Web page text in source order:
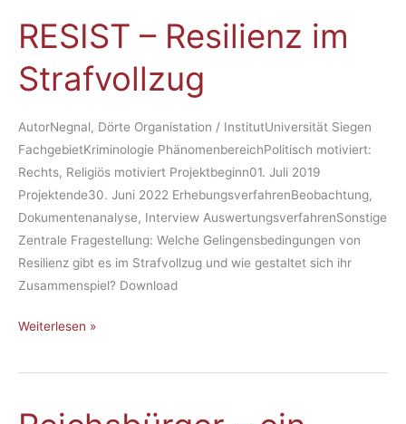
RE­SIST – Re­si­li­enz im
Straf­voll­zug
AutorNegnal, Dörte Organistation / InstitutUniversität Siegen
FachgebietKriminologie PhänomenbereichPolitisch motiviert:
Rechts, Religiös motiviert Projektbeginn01. Juli 2019
Projektende30. Juni 2022 ErhebungsverfahrenBeobachtung,
Dokumentenanalyse, Interview AuswertungsverfahrenSonstige
Zentrale Fragestellung: Welche Gelingensbedingungen von
Resilienz gibt es im Strafvollzug und wie gestaltet sich ihr
Zusammenspiel? Download
RE­
SIST
–
Re­
Straf­
Weiterlesen »
Reichs­